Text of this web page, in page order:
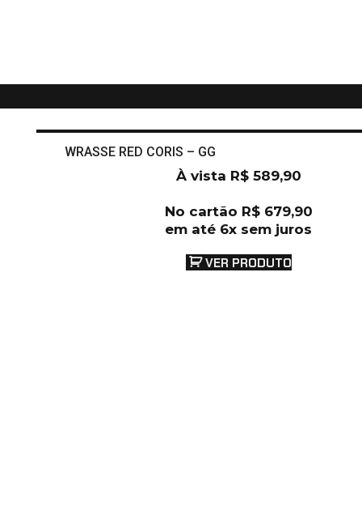
WRASSE RED CORIS – GG
À vista R$589,90
No cartão R$679,90
em até 6x sem juros
VER PRODUTO